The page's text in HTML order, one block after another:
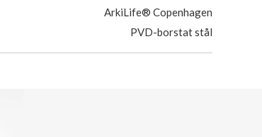
ArkiLife® Copenhagen
PVD-borstat stål